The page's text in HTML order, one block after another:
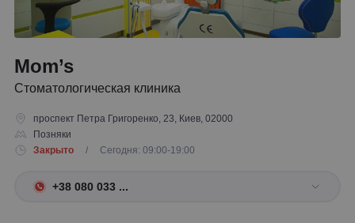
Mom’s
Стоматологическая клиника
проспект Петра Григоренко, 23, Киев, 02000
Позняки
Закрыто
/ Сегодня: 09:00-19:00
+38 080 033 ...